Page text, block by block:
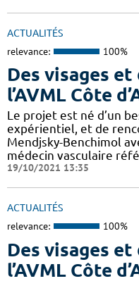
ACTUALITÉS
relevance: 100%
Des visages
l’AVML Côte
Le projet est né d’un
expérientiel, et de
Mendjsky-Benchimol
médecin vasculaire
19/10/2021 13:35
ACTUALITÉS
relevance: 100%
Des visages
l’AVML Côte